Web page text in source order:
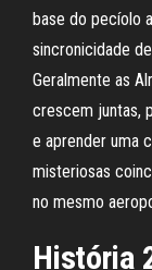
base do pecíolo
sincronicidade
Geralmente as
crescem juntas,
e aprender uma
misteriosas
no mesmo
História